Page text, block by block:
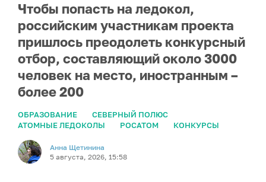
Чтобы попасть на ледокол,
российским участникам проекта
пришлось преодолеть конкурсный
отбор, составляющий около 3000
человек на место, иностранным –
более 200
ОБРАЗОВАНИЕ
СЕВЕРНЫЙ ПОЛЮС
АТОМНЫЕ ЛЕДОКОЛЫ
РОСАТОМ КОНКУРСЫ
Анна Щетинина
5 августа, 2026, 15:58